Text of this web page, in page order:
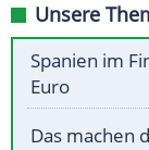
Unsere
Spanien im
Euro
Das machen